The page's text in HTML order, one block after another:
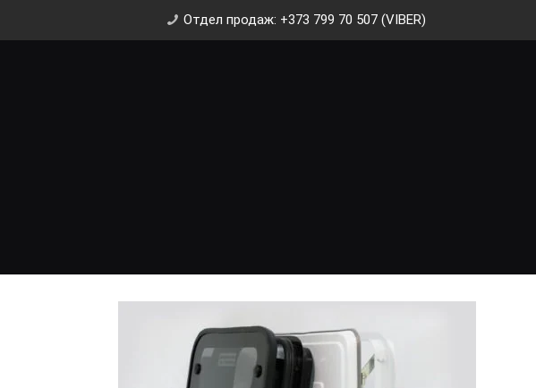
Отдел продаж: +373 799 70 507 (VIBER)